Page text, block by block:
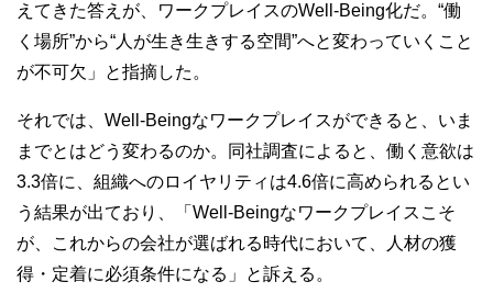
えてきた答えが、ワークプレイスのWell-Being化だ。“働
く場所”から“人が生き生きする空間”へと変わっていくこと
が不可欠」と指摘した。
それでは、 Well-Beingなワークプレイスができると、いま
までとはどう変わるのか。同社調査によると、働く意欲は
3.3倍に、組織へのロイヤリティは4.6倍に高められるとい
う結果が出ており、「 Well-Beingなワークプレイスこそ
が、これからの会社が選ばれる時代において、人材の獲
得・定着に必須条件になる」と訴える。